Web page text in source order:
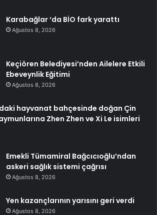
Karabağlar ‘da BİO fark yarattı
Ağustos 8, 2026
Keçiören Belediyesi’nden Ailelere Etkili
Ebeveynlik Eğitimi
Ağustos 8, 2026
hayvanat bahçesinde doğan Çin
Zhen Zhen ve Xi Le isimleri
Emekli Tümamiral Bağcıcıoğlu’ndan
askeri sağlık sistemi çağrısı
Ağustos 8, 2026
Yen kazançlarının yarısını geri verdi
Ağustos 8, 2026